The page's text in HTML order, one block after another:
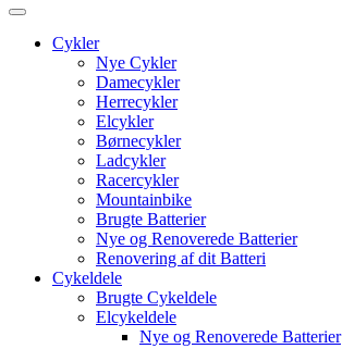
Cykler
Nye Cykler
Damecykler
Herrecykler
Elcykler
Børnecykler
Ladcykler
Racercykler
Mountainbike
Brugte Batterier
Nye og Renoverede Batterier
Renovering af dit Batteri
Cykeldele
Brugte Cykeldele
Elcykeldele
Nye og Renoverede Batterier